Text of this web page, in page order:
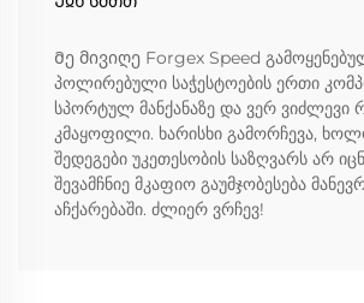
Მე მივიღე Forgex Speed
პოლირებული საჭესტოების ერთი
სპორტულ მანქანაზე და ვერ
კმაყოფილი. ხარისხი გამორჩევა,
შედეგები უკეთესობის საზღვარს არ
შევამჩნიე მკაფიო გაუმჯობესება
აჩქარებაში. ძლიერ ვრჩევ!